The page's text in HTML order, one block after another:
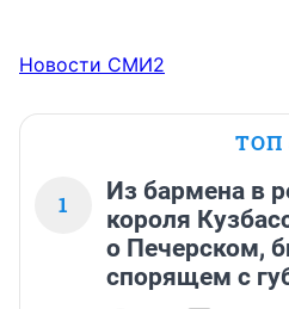
Новости СМИ2
ТОП
1
Из бармена в
короля
о Печерском,
спорящем с